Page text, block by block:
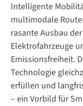
Intelligente
multimodale
rasante Ausbau
Elektrofahrzeuge
Emissionsfreiheit.
Technologie
erfüllen und
– ein Vorbild für